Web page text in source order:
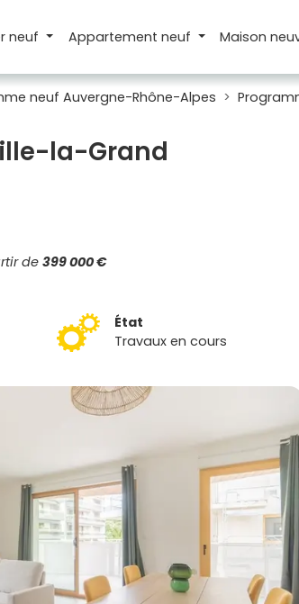
neuf Appartement neuf Maison
neuf Auvergne-Rhône-Alpes
la-Grand
de 399 000 €
État
Travaux en cours